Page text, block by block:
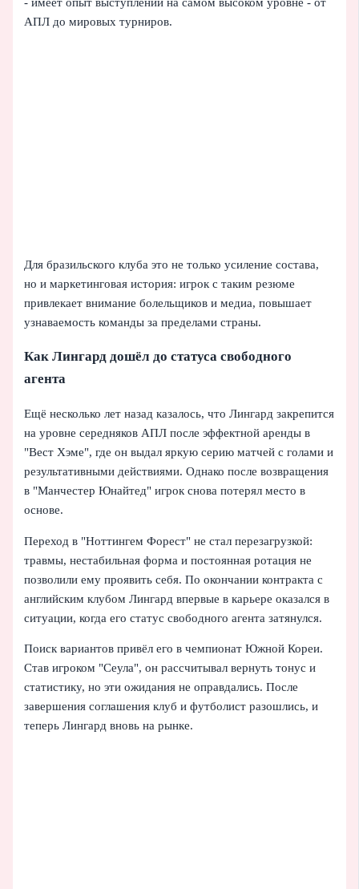
АПЛ до мировых турниров.
Для бразильского клуба это не только усиление состава,
но и маркетинговая история: игрок с таким резюме
привлекает внимание болельщиков и медиа, повышает
узнаваемость команды за пределами страны.
Как Лингард дошёл до статуса свободного
агента
Ещё несколько лет назад казалось, что Лингард закрепится
на уровне середняков АПЛ после эффектной аренды в
"Вест Хэме", где он выдал яркую серию матчей с голами и
результативными действиями. Однако после возвращения
в "Манчестер Юнайтед" игрок снова потерял место в
основе.
Переход в "Ноттингем Форест" не стал перезагрузкой:
травмы, нестабильная форма и постоянная ротация не
позволили ему проявить себя. По окончании контракта с
английским клубом Лингард впервые в карьере оказался в
ситуации, когда его статус свободного агента затянулся.
Поиск вариантов привёл его в чемпионат Южной Кореи.
Став игроком "Сеула", он рассчитывал вернуть тонус и
статистику, но эти ожидания не оправдались. После
завершения соглашения клуб и футболист разошлись, и
теперь Лингард вновь на рынке.